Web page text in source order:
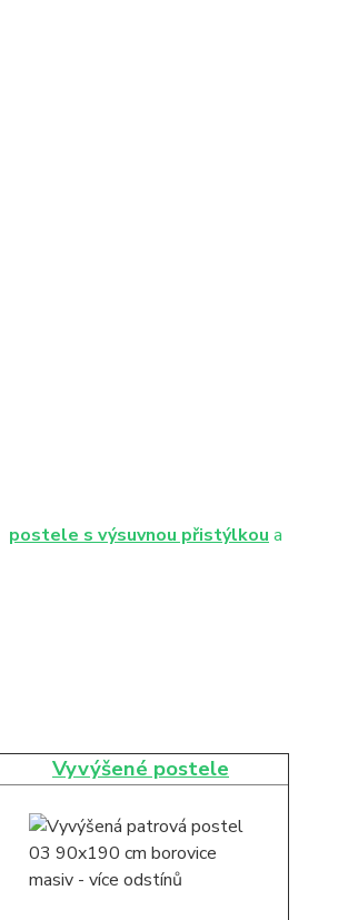
postele s výsuvnou přistýlkou a
Vyvýšené postele